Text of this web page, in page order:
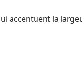
accentuent la